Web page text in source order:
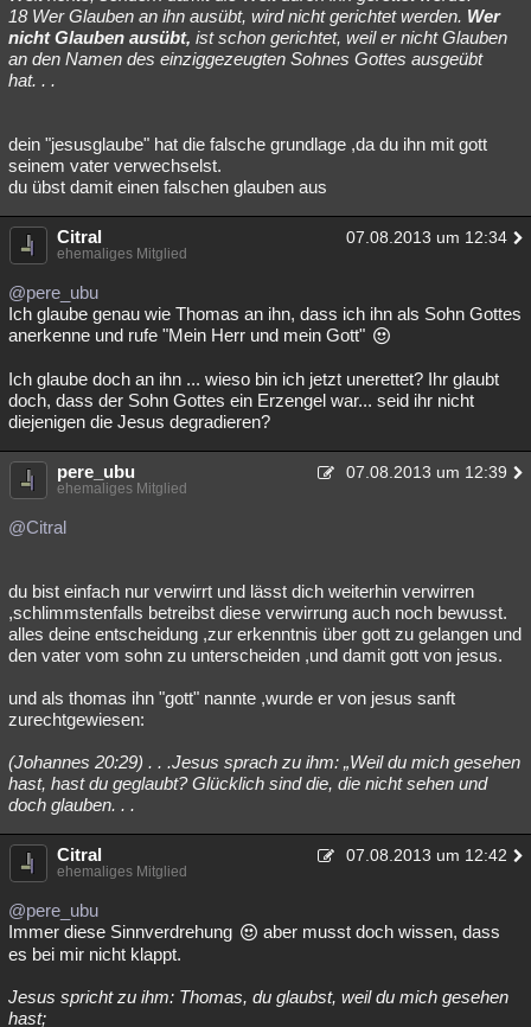
18 Wer Glauben an ihn ausübt, wird nicht gerichtet werden. Wer
nicht Glauben ausübt, ist schon gerichtet, weil er nicht Glauben
an den Namen des einziggezeugten Sohnes Gottes ausgeübt
hat. . .
dein "jesusglaube" hat die falsche grundlage ,da du ihn mit gott
seinem vater verwechselst.
du übst damit einen falschen glauben aus
Citral 07.08.2013 um 12:34
ehemaliges Mitglied
@pere_ubu
Ich glaube genau wie Thomas an ihn, dass ich ihn als Sohn Gottes
anerkenne und rufe "Mein Herr und mein Gott"
Ich glaube doch an ihn ... wieso bin ich jetzt unerettet? Ihr glaubt
doch, dass der Sohn Gottes ein Erzengel war... seid ihr nicht
diejenigen die Jesus degradieren?
pere_ubu 07.08.2013 um 12:39
ehemaliges Mitglied
@Citral
du bist einfach nur verwirrt und lässt dich weiterhin verwirren
,schlimmstenfalls betreibst diese verwirrung auch noch bewusst.
alles deine entscheidung ,zur erkenntnis über gott zu gelangen und
den vater vom sohn zu unterscheiden ,und damit gott von jesus.
und als thomas ihn "gott" nannte ,wurde er von jesus sanft
zurechtgewiesen:
(Johannes 20:29) . . .Jesus sprach zu ihm: „Weil du mich gesehen
hast, hast du geglaubt? Glücklich sind die, die nicht sehen und
doch glauben. . .
Citral 07.08.2013 um 12:42
ehemaliges Mitglied
@pere_ubu
Immer diese Sinnverdrehung
aber musst doch wissen, dass
es bei mir nicht klappt.
Jesus spricht zu ihm: Thomas, du glaubst, weil du mich gesehen
hast;